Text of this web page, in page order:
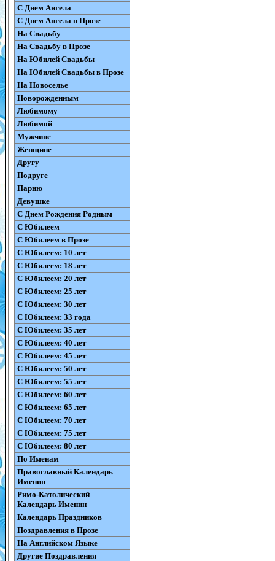
С Днем Ангела
С Днем Ангела в Прозе
На Свадьбу
На Свадьбу в Прозе
На Юбилей Свадьбы
На Юбилей Свадьбы в Прозе
На Новоселье
Новорожденным
Любимому
Любимой
Мужчине
Женщине
Другу
Подруге
Парню
Девушке
С Днем Рождения Родным
С Юбилеем
С Юбилеем в Прозе
С Юбилеем: 10 лет
С Юбилеем: 18 лет
С Юбилеем: 20 лет
С Юбилеем: 25 лет
С Юбилеем: 30 лет
С Юбилеем: 33 года
С Юбилеем: 35 лет
С Юбилеем: 40 лет
С Юбилеем: 45 лет
С Юбилеем: 50 лет
С Юбилеем: 55 лет
С Юбилеем: 60 лет
С Юбилеем: 65 лет
С Юбилеем: 70 лет
С Юбилеем: 75 лет
С Юбилеем: 80 лет
По Именам
Православный Календарь
Именин
Римо-Католический
Календарь Именин
Календарь Праздников
Поздравления в Прозе
На Английском Языке
Другие Поздравления